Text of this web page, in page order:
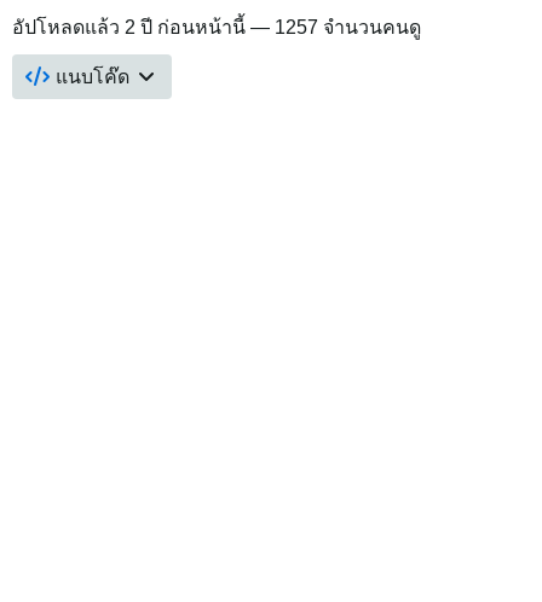
อัปโหลดแล้ว 2 ปี ก่อนหน้านี้ — 1257 จำนวนคนดู
แนบโค๊ด